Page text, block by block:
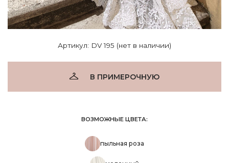
Артикул: DV 195 (нет в наличии)
В ПРИМЕРОЧНУЮ
ВОЗМОЖНЫЕ ЦВЕТА:
пыльная роза